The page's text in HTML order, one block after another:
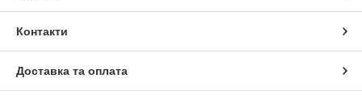
Контакти
Доставка та оплата